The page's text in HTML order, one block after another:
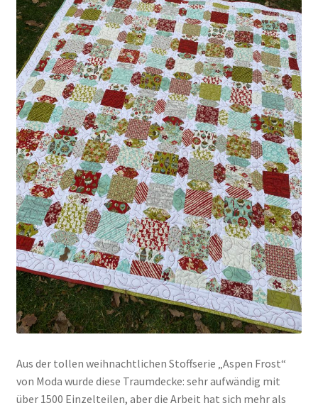
Aus der tollen weihnachtlichen Stoffserie „Aspen Frost“
von Moda wurde diese Traumdecke: sehr aufwändig mit
über 1500 Einzelteilen, aber die Arbeit hat sich mehr als